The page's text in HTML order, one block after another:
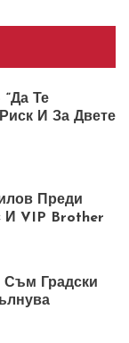
Те
И За Двете
Преди
И VIP Brother
Съм Градски